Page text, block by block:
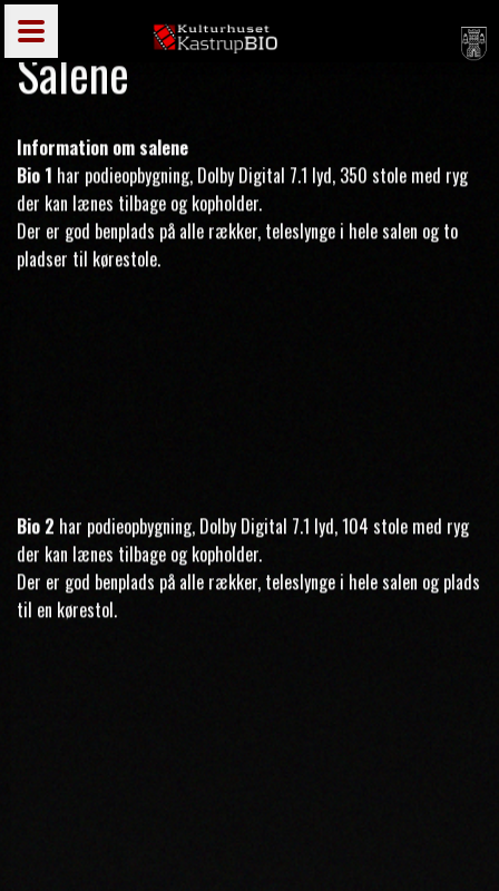
Salene
Information om salene
Bio 1 har podieopbygning, Dolby Digital 7.1 lyd, 350 stole med ryg
der kan lænes tilbage og kopholder.
Der er god benplads på alle rækker, teleslynge i hele salen og to
pladser til kørestole.
Bio 2 har podieopbygning, Dolby Digital 7.1 lyd, 104 stole med ryg
der kan lænes tilbage og kopholder.
Der er god benplads på alle rækker, teleslynge i hele salen og plads
til en kørestol.